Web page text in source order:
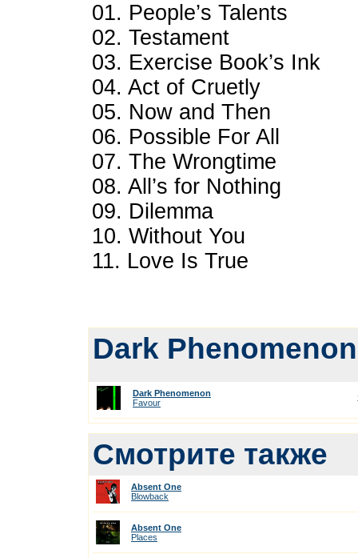
01. People’s Talents
02. Testament
03. Exercise Book’s Ink
04. Act of Cruetly
05. Now and Then
06. Possible For All
07. The Wrongtime
08. All’s for Nothing
09. Dilemma
10. Without You
11. Love Is True
Dark Phenomenon
Dark Phenomenon
Favour
Смотрите также
Absent One
Blowback
Absent One
Places